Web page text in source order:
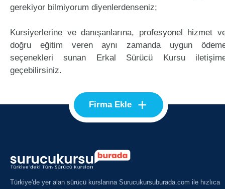
gerekiyor bilmiyorum diyenlerdenseniz;
Kursiyerlerine ve danışanlarına, profesyonel hizmet
doğru eğitim veren aynı zamanda uygun
seçenekleri sunan Erkal Sürücü Kursu
geçebilirsiniz.
Firma Ekle +
Türkiye'de yer alan sürücü kurslarına Surucukursuburada.com ile hızlıca